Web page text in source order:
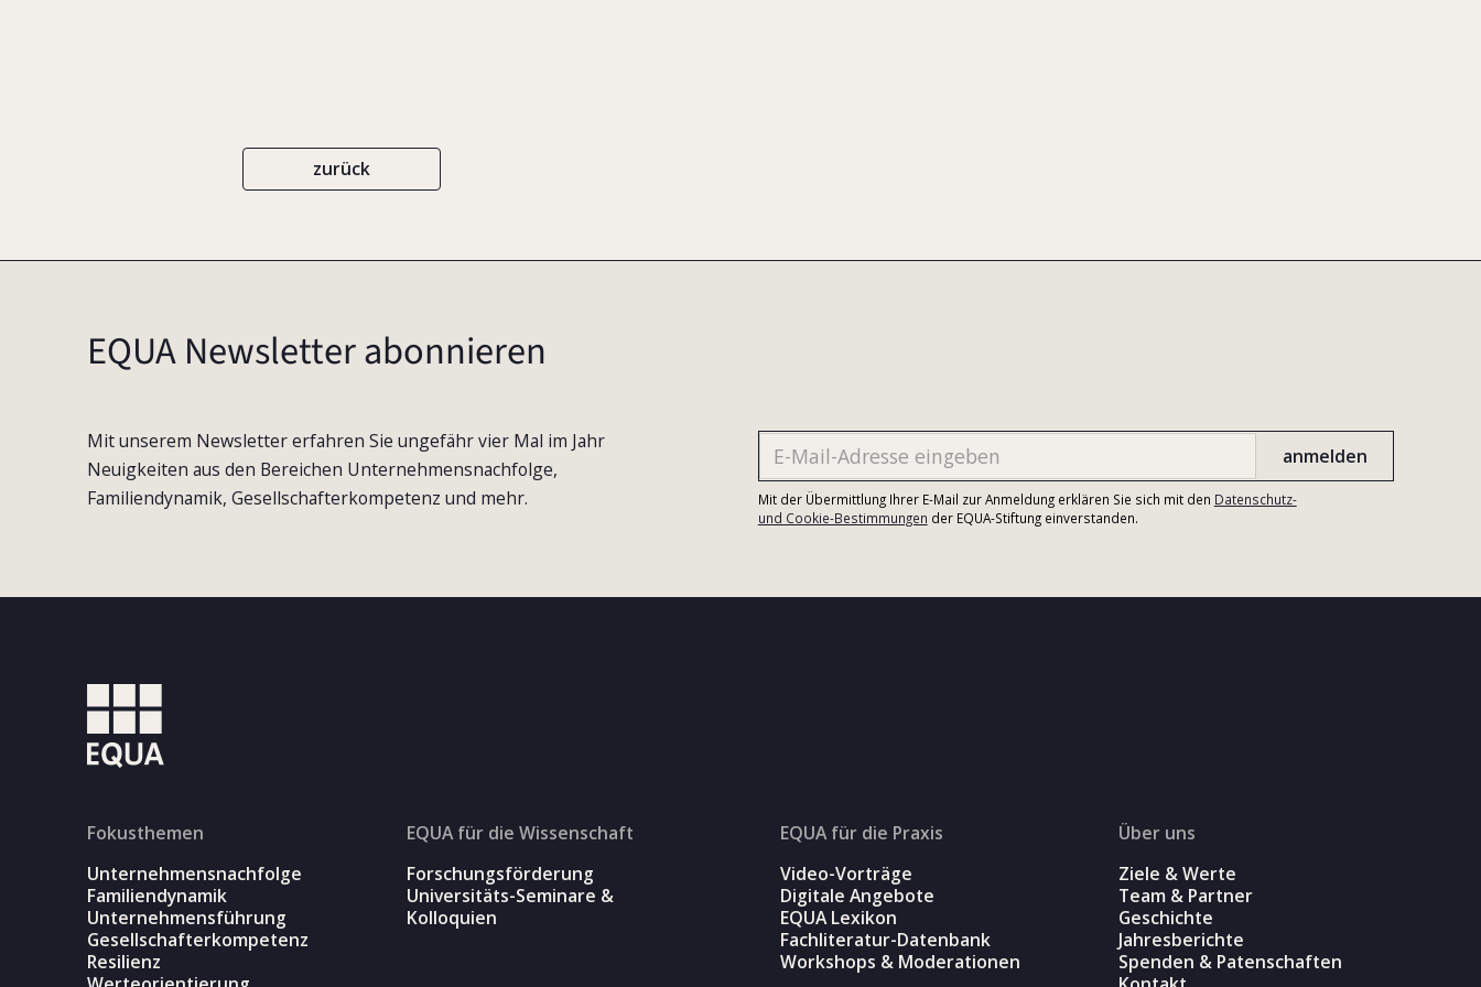
zurück
EQUA Newsletter abonnieren
Mit unserem Newsletter erfahren Sie ungefähr vier Mal im Jahr
Neuigkeiten aus den Bereichen Unternehmensnachfolge,
Familiendynamik, Gesellschafterkompetenz und mehr.
Mit der Übermittlung Ihrer E-Mail zur Anmeldung erklären Sie sich mit den Datenschutz-
und Cookie-Bestimmungen der EQUA-Stiftung einverstanden.
Fokusthemen
Unternehmensnachfolge
Familiendynamik
Unternehmensführung
Gesellschafterkompetenz
Resilienz
EQUA für die Wissenschaft
Forschungsförderung
Universitäts-Seminare &
Kolloquien
EQUA für die Praxis
Video-Vorträge
Digitale Angebote
EQUA Lexikon
Fachliteratur-Datenbank
Workshops & Moderationen
Über uns
Ziele & Werte
Team & Partner
Geschichte
Jahresberichte
Spenden & Patenschaften